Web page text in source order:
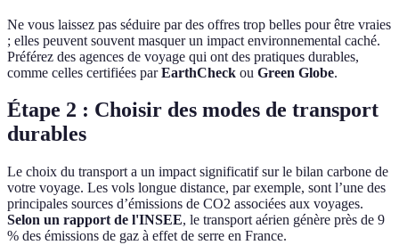
Ne vous laissez pas séduire par des offres trop belles pour être vraies
; elles peuvent souvent masquer un impact environnemental caché.
Préférez des agences de voyage qui ont des pratiques durables,
comme celles certifiées parEarthCheck ou Green Globe.
Étape 2 : Choisir des modes de transport
durables
Le choix du transport a un impact significatif sur le bilan carbone de
votre voyage. Les vols longue distance, par exemple, sont l’une des
principales sources d’émissions de CO2 associées aux voyages.
Selon un rapport de l'INSEE, le transport aérien génère près de 9
% des émissions de gaz à effet de serre en France.